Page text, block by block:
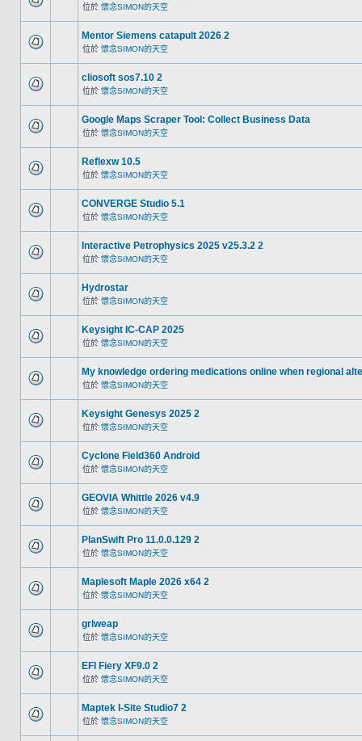
位於 懷念SIMON的天空
Mentor Siemens catapult 2026 2
位於 懷念SIMON的天空
cliosoft sos7.10 2
位於 懷念SIMON的天空
Google Maps Scraper Tool: Collect Business Data
位於 懷念SIMON的天空
Reflexw 10.5
位於 懷念SIMON的天空
CONVERGE Studio 5.1
位於 懷念SIMON的天空
Interactive Petrophysics 2025 v25.3.2 2
位於 懷念SIMON的天空
Hydrostar
位於 懷念SIMON的天空
Keysight IC-CAP 2025
位於 懷念SIMON的天空
My knowledge ordering medications online when regional
位於 懷念SIMON的天空
Keysight Genesys 2025 2
位於 懷念SIMON的天空
Cyclone Field360 Android
位於 懷念SIMON的天空
GEOVIA Whittle 2026 v4.9
位於 懷念SIMON的天空
PlanSwift Pro 11.0.0.129 2
位於 懷念SIMON的天空
Maplesoft Maple 2026 x64 2
位於 懷念SIMON的天空
grlweap
位於 懷念SIMON的天空
EFI Fiery XF9.0 2
位於 懷念SIMON的天空
Maptek I-Site Studio7 2
位於 懷念SIMON的天空